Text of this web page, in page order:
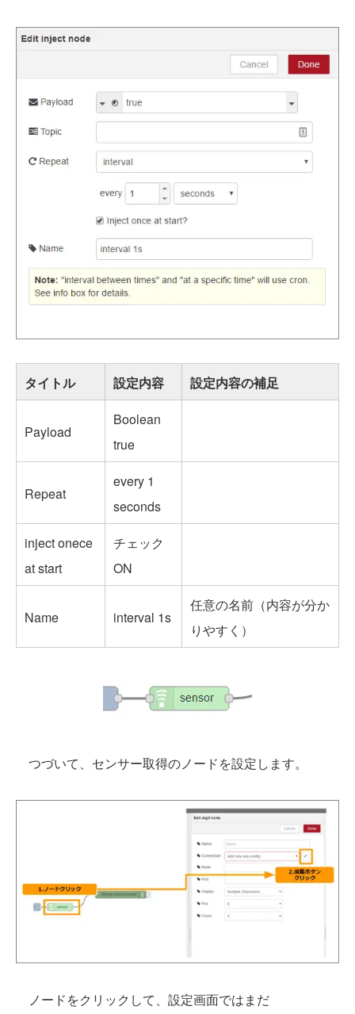
タイトル 設定内容 設定内容の補足
Payload
Boolean
true
Repeat
every 1
seconds
inject onece
at start
チェック
ON
Name interval 1s
任意の名前（内容が分か
りやすく）
つづいて、センサー取得のノードを設定します。
ノードをクリックして、設定画面ではまだ